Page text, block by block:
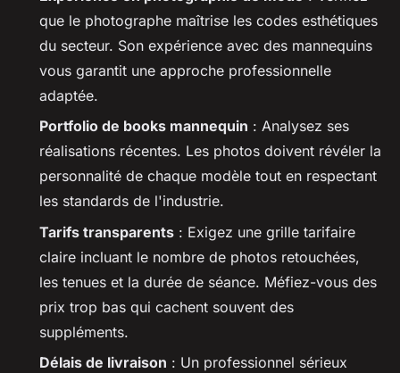
que le photographe maîtrise les codes esthétiques
du secteur. Son expérience avec des mannequins
vous garantit une approche professionnelle
adaptée.
Portfolio de books mannequin : Analysez ses
réalisations récentes. Les photos doivent révéler la
personnalité de chaque modèle tout en respectant
les standards de l'industrie.
Tarifs transparents : Exigez une grille tarifaire
claire incluant le nombre de photos retouchées,
les tenues et la durée de séance. Méfiez-vous des
prix trop bas qui cachent souvent des
suppléments.
Délais de livraison : Un professionnel sérieux